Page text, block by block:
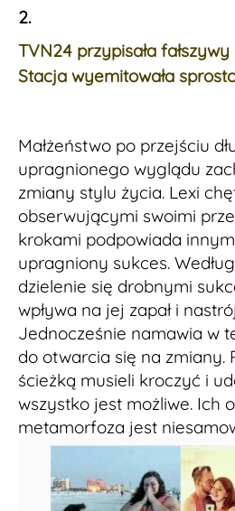
2.
TVN24 przypisała fałszywy
Stacja wyemitowała
Małżeństwo po przejściu
upragnionego wyglądu
zmiany stylu życia. Lexi
obserwującymi swoimi
krokami podpowiada
upragniony sukces.
dzielenie się drobnymi
wpływa na jej zapał i
Jednocześnie namawia w
do otwarcia się na zmiany.
ścieżką musieli kroczyć i
wszystko jest możliwe. Ich
metamorfoza jest